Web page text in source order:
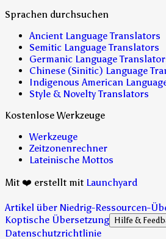
Sprachen durchsuchen
Ancient Language Translators
Semitic Language Translators
Germanic Language
Chinese (Sinitic) Language
Indigenous American
Style & Novelty Translators
Kostenlose Werkzeuge
Werkzeuge
Zeitzonenrechner
Lateinische Mottos
Mit ❤️ erstellt mit Launchyard
Artikel über Niedrig-Ressourcen-
Koptische Übersetzung Hilfe &
Datenschutzrichtlinie